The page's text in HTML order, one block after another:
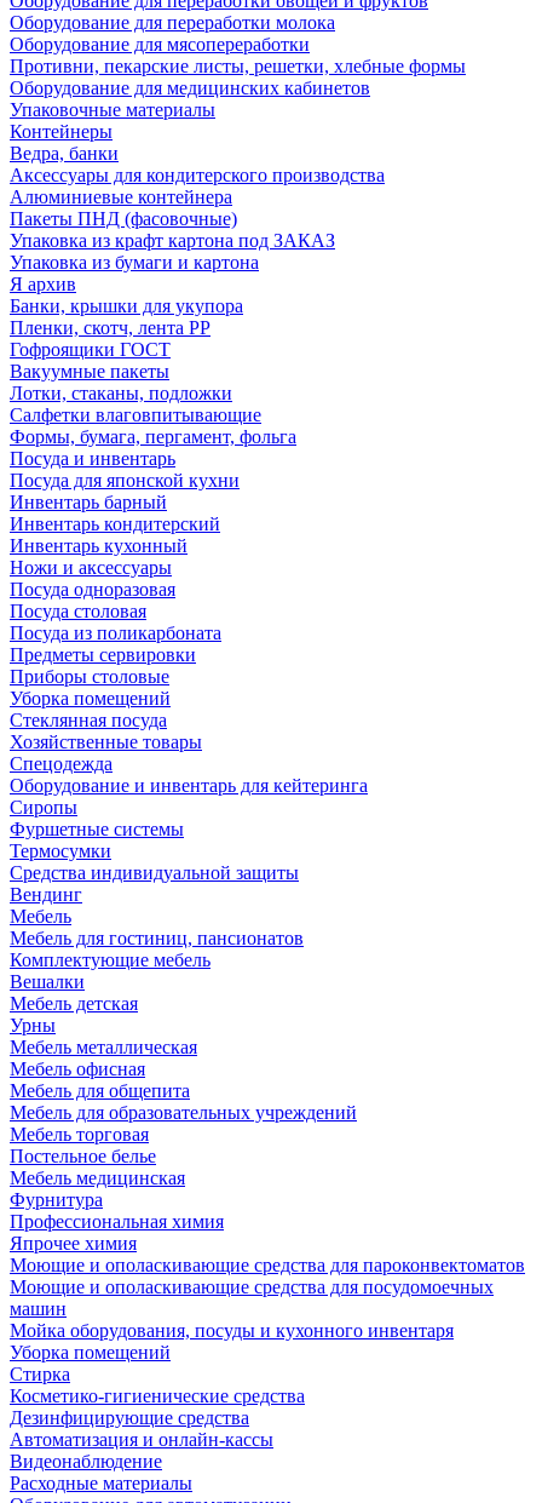
Оборудование для переработки молока
Оборудование для мясопереработки
Противни, пекарские листы, решетки, хлебные формы
Оборудование для медицинских кабинетов
Упаковочные материалы
Контейнеры
Ведра, банки
Аксессуары для кондитерского производства
Алюминиевые контейнера
Пакеты ПНД (фасовочные)
Упаковка из крафт картона под ЗАКАЗ
Упаковка из бумаги и картона
Я архив
Банки, крышки для укупора
Пленки, скотч, лента РР
Гофроящики ГОСТ
Вакуумные пакеты
Лотки, стаканы, подложки
Салфетки влаговпитывающие
Формы, бумага, пергамент, фольга
Посуда и инвентарь
Посуда для японской кухни
Инвентарь барный
Инвентарь кондитерский
Инвентарь кухонный
Ножи и аксессуары
Посуда одноразовая
Посуда столовая
Посуда из поликарбоната
Предметы сервировки
Приборы столовые
Уборка помещений
Стеклянная посуда
Хозяйственные товары
Спецодежда
Оборудование и инвентарь для кейтеринга
Сиропы
Фуршетные системы
Термосумки
Средства индивидуальной защиты
Вендинг
Мебель
Мебель для гостиниц, пансионатов
Комплектующие мебель
Вешалки
Мебель детская
Урны
Мебель металлическая
Мебель офисная
Мебель для общепита
Мебель для образовательных учреждений
Мебель торговая
Постельное белье
Мебель медицинская
Фурнитура
Профессиональная химия
Япрочее химия
Моющие и ополаскивающие средства для пароконвектоматов
Моющие и ополаскивающие средства для посудомоечных
машин
Мойка оборудования, посуды и кухонного инвентаря
Уборка помещений
Стирка
Косметико-гигиенические средства
Дезинфицирующие средства
Автоматизация и онлайн-кассы
Видеонаблюдение
Расходные материалы